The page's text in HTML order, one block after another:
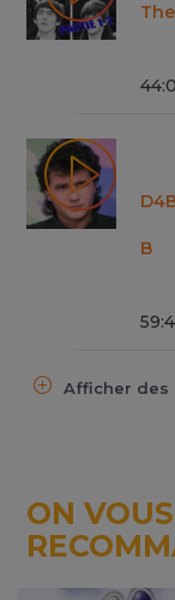
44:
B
59:
Afficher des
ON VOUS